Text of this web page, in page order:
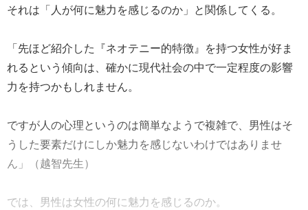
それは「人が何に魅力を感じるのか」と関係してくる。
「先ほど紹介した『ネオテニー的特徴』を持つ女性が好ま
れるという傾向は、確かに現代社会の中で一定程度の影響
力を持つかもしれません。
ですが人の心理というのは簡単なようで複雑で、男性はそ
うした要素だけにしか魅力を感じないわけではありませ
ん」（越智先生）
では、男性は女性の何に魅力を感じるのか。